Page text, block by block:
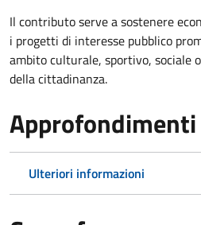
Il contributo serve a sostenere
i progetti di interesse pubblico
ambito culturale, sportivo, sociale
della cittadinanza.
Approfondimenti
Ulteriori informazioni